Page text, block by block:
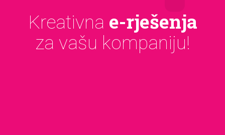
Kreativna e-rješenja
za vašu kompaniju!